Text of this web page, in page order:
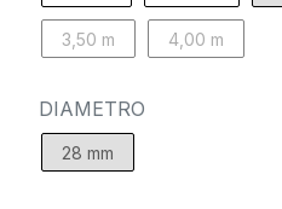
3,50 m 4,00 m
DIAMETRO
28 mm